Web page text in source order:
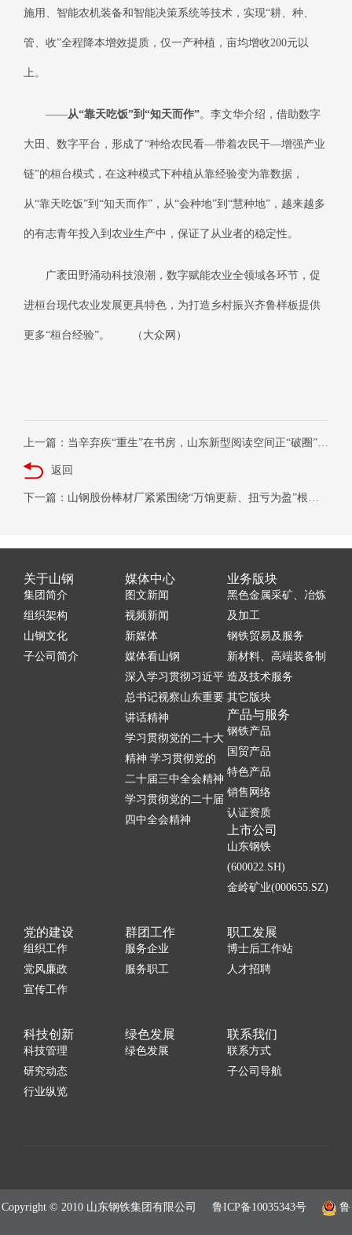
施用、智能农机装备和智能决策系统等技术，实现“耕、种、
管、收”全程降本增效提质，仅一产种植，亩均增收200元以
上。
——从“靠天吃饭”到“知天而作”。李文华介绍，借助数字
大田、数字平台，形成了“种给农民看—带着农民干—增强产业
链”的桓台模式，在这种模式下种植从靠经验变为靠数据，
从“靠天吃饭”到“知天而作”，从“会种地”到“慧种地”，越来越多
的有志青年投入到农业生产中，保证了从业者的稳定性。
广袤田野涌动科技浪潮，数字赋能农业全领域各环节，促
进桓台现代农业发展更具特色，为打造乡村振兴齐鲁样板提供
更多“桓台经验”。 （大众网）
上一篇：当辛弃疾“重生”在书房，山东新型阅读空间正“破圈”生长
返回
下一篇：山钢股份棒材厂紧紧围绕“万饷更薪、扭亏为盈”根本目标强化生产组织，积极打好设备保障攻坚战，近日该厂组织人员开展高压电气进行清扫、紧固、线路检查等工作，确保供电设施稳定运行。 （田洪超）
关于山钢
集团简介
组织架构
山钢文化
子公司简介
媒体中心
图文新闻
视频新闻
新媒体
媒体看山钢
深入学习贯彻习近平
总书记视察山东重要
讲话精神
学习贯彻党的二十大
精神 学习贯彻党的
二十届三中全会精神
学习贯彻党的二十届
四中全会精神
业务版块
黑色金属采矿、冶炼
及加工
钢铁贸易及服务
新材料、高端装备制
造及技术服务
其它版块
产品与服务
钢铁产品
国贸产品
特色产品
销售网络
认证资质
上市公司
山东钢铁
(600022.SH)
金岭矿业(000655.SZ)
党的建设
组织工作
党风廉政
宣传工作
群团工作
服务企业
服务职工
职工发展
博士后工作站
人才招聘
科技创新
科技管理
研究动态
行业纵览
绿色发展
绿色发展
联系我们
联系方式
子公司导航
Copyright © 2010 山东钢铁集团有限公司 鲁ICP备10035343号 鲁